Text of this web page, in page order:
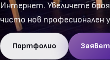
Интернет. Увеличете
чисто нов професионален
Портфолио